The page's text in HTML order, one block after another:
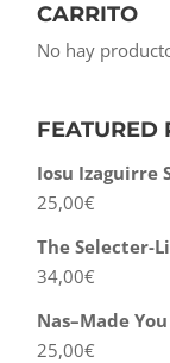
CARRITO
No hay
FEATURED
Iosu Izaguirre
25,00€
The Selecter-
34,00€
Nas–Made
25,00€